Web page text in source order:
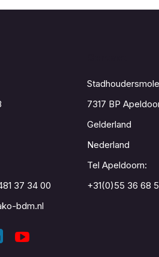
37 34 00
bdm.nl
7317 BP
Gelderland
Nederland
Tel Apeldoorn:
+31(0)55 36 68